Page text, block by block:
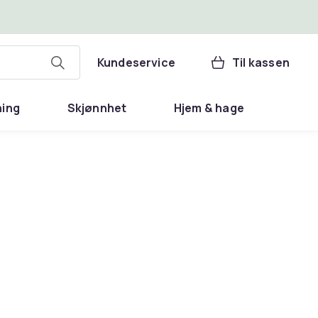
Kundeservice Til kassen
Skjønnhet Hjem & hage